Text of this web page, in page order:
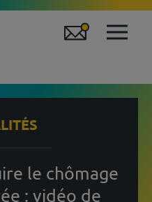
le chômage
: vidéo de